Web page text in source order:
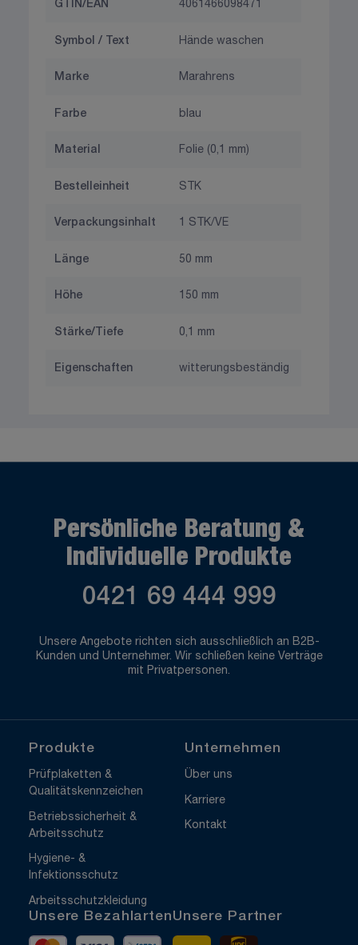
GTIN/EAN 4061466098471
Symbol / Text Hände waschen
Marke Marahrens
Farbe blau
Material Folie (0,1 mm)
Bestelleinheit STK
Verpackungsinhalt 1 STK/VE
Länge 50 mm
Höhe 150 mm
Stärke/Tiefe 0,1 mm
Eigenschaften witterungsbeständig
Persönliche Beratung &
Individuelle Produkte
0421 69 444 999
Unsere Angebote richten sich ausschließlich an B2B-
Kunden und Unternehmer. Wir schließen keine Verträge
mit Privatpersonen.
Produkte
Prüfplaketten &
Qualitätskennzeichen
Betriebssicherheit &
Arbeitsschutz
Hygiene- &
Infektionsschutz
Arbeitsschutzkleidung
Unternehmen
Über uns
Karriere
Kontakt
Unsere Bezahlarten
MastercardVisa Vorkasse
Unsere Partner
DHL